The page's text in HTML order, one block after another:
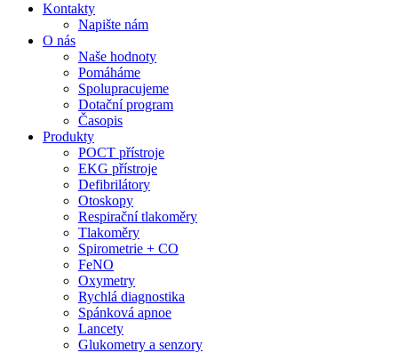
Kontakty
Napište nám
O nás
Naše hodnoty
Pomáháme
Spolupracujeme
Dotační program
Časopis
Produkty
POCT přístroje
EKG přístroje
Defibrilátory
Otoskopy
Respirační tlakoměry
Tlakoměry
Spirometrie + CO
FeNO
Oxymetry
Rychlá diagnostika
Spánková apnoe
Lancety
Glukometry a senzory